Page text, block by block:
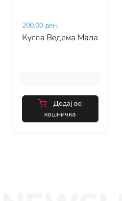
200.00 ден.
Кугла Ведема Мала
Додај во
кошничка